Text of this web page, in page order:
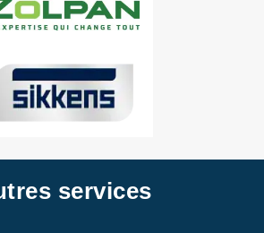
services